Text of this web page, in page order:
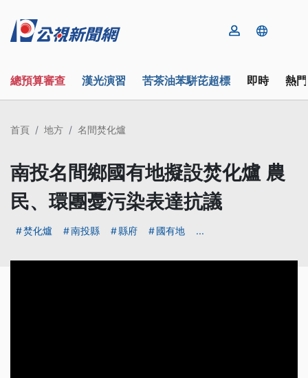
總預算審查 漢光演習 苦茶油苯駢芘超標 即時 熱
首頁 地方 名間焚化爐
南投名間鄉國有地擬設焚化爐 農
民、環團憂污染表達抗議
焚化爐 南投縣 縣府 國有地 ...